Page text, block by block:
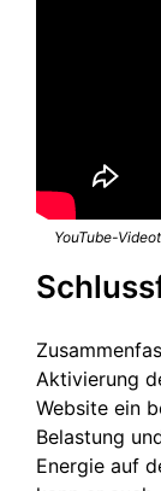
YouTube-
Aktivierung
Website ein
Belastung
Energie auf